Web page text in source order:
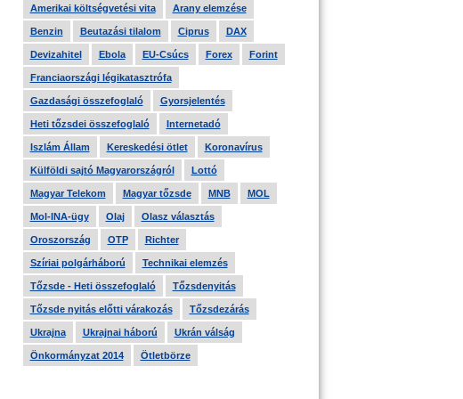
Amerikai költségvetési vita Arany elemzése
Benzin Beutazási tilalom Ciprus DAX
Devizahitel Ebola EU-Csúcs Forex Forint
Franciaországi légikatasztrófa
Gazdasági összefoglaló Gyorsjelentés
Heti tőzsdei összefoglaló Internetadó
Iszlám Állam Kereskedési ötlet Koronavírus
Külföldi sajtó Magyarországról Lottó
Magyar Telekom Magyar tőzsde MNB MOL
Mol-INA-ügy Olaj Olasz választás
Oroszország OTP Richter
Szíriai polgárháború Technikai elemzés
Tőzsde - Heti összefoglaló Tőzsdenyitás
Tőzsde nyitás előtti várakozás Tőzsdezárás
Ukrajna Ukrajnai háború Ukrán válság
Önkormányzat 2014 Ötletbörze